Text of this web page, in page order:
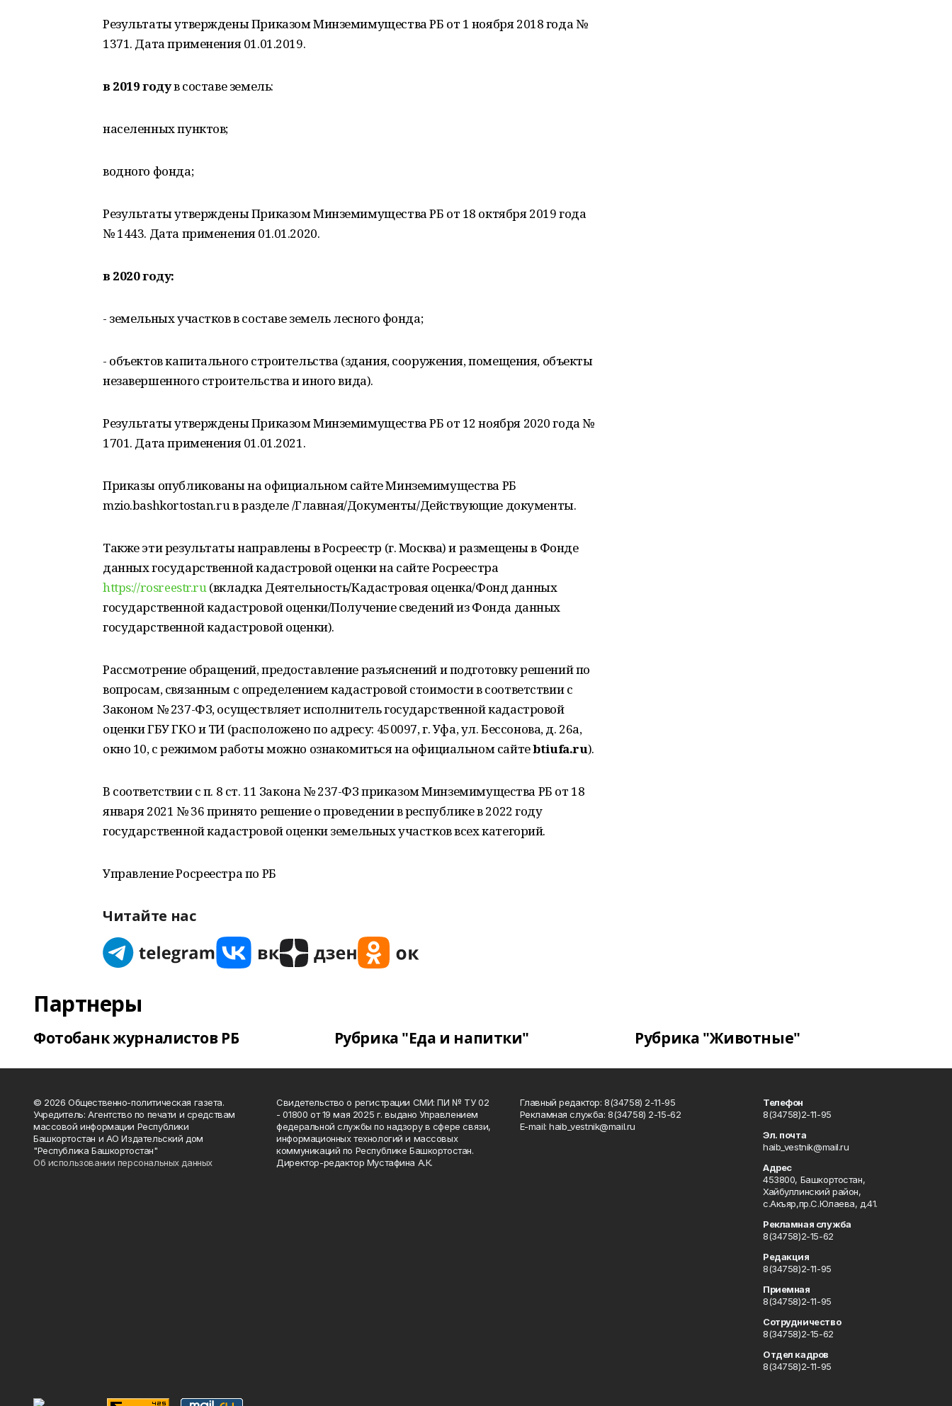
Результаты утверждены Приказом Минземимущества РБ от 1 ноября 2018 года №
1371. Дата применения 01.01.2019.
в 2019 годув составе земель:
населенных пунктов;
водного фонда;
Результаты утверждены Приказом Минземимущества РБ от 18 октября 2019 года
№ 1443. Дата применения 01.01.2020.
в 2020 году:
- земельных участков в составе земель лесного фонда;
- объектов капитального строительства (здания, сооружения, помещения, объекты
незавершенного строительства и иного вида).
Результаты утверждены Приказом Минземимущества РБ от 12 ноября 2020 года №
1701. Дата применения 01.01.2021.
Приказы опубликованы на официальном сайте Минземимущества РБ
mzio.bashkortostan.ru в разделе /Главная/Документы/Действующие документы.
Также эти результаты направлены в Росреестр (г. Москва) и размещены в Фонде
данных государственной кадастровой оценки на сайте Росреестра
https://rosreestr.ru(вкладка Деятельность/Кадастровая оценка/Фонд данных
государственной кадастровой оценки/Получение сведений из Фонда данных
государственной кадастровой оценки).
Рассмотрение обращений, предоставление разъяснений и подготовку решений по
вопросам, связанным с определением кадастровой стоимости в соответствии с
Законом № 237-ФЗ, осуществляет исполнитель государственной кадастровой
оценки ГБУ ГКО и ТИ (расположено по адресу: 450097, г. Уфа, ул. Бессонова, д. 26а,
окно 10, с режимом работы можно ознакомиться на официальном сайтеbtiufa.ru).
В соответствии с п. 8 ст. 11 Закона № 237-ФЗ приказом Минземимущества РБ от 18
января 2021 № 36 принято решение о проведении в республике в 2022 году
государственной кадастровой оценки земельных участков всех категорий.
Управление Росреестра по РБ
Читайте нас
Партнеры
Фотобанк журналистов РБ Рубрика "Еда и напитки" Рубрика "Животные"
© 2026 Общественно-политическая газета.
Учредитель: Агентство по печати и средствам
массовой информации Республики
Башкортостан и АО Издательский дом
"Республика Башкортостан"
Об использовании персональных данных
Свидетельство о регистрации СМИ: ПИ № ТУ 02
- 01800 от 19 мая 2025 г. выдано Управлением
федеральной службы по надзору в сфере связи,
информационных технологий и массовых
коммуникаций по Республике Башкортостан.
Директор-редактор Мустафина А.К.
Главный редактор: 8(34758) 2-11-95
Рекламная служба: 8(34758) 2-15-62
Е-mаil: haib_vestnik@mail.ru
Телефон
8(34758)2-11-95
Эл. почта
haib_vestnik@mail.ru
Адрес
453800, Башкортостан,
Хайбуллинский район,
с.Акъяр,пр.С.Юлаева, д.41.
Рекламная служба
8(34758)2-15-62
Редакция
8(34758)2-11-95
Приемная
8(34758)2-11-95
Сотрудничество
8(34758)2-15-62
Отдел кадров
8(34758)2-11-95